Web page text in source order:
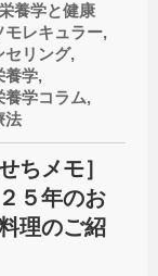
養学と健康
モレキュラー,
セリング,
養学,
養学コラム,
法
ちメモ］
５年のお
理のご紹